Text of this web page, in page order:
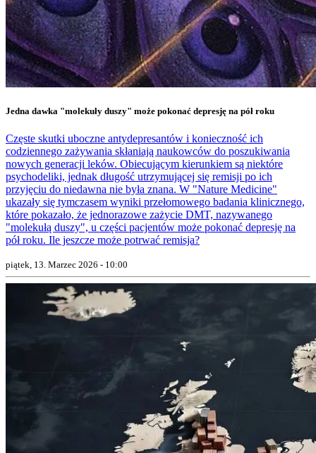
Jedna dawka "molekuły duszy" może pokonać depresję na pół roku
Częste skutki uboczne antydepresantów i konieczność ich
codziennego zażywania skłaniają naukowców do poszukiwania
nowych generacji leków. Obiecującym kierunkiem są niektóre
psychodeliki, jednak długość utrzymującej się remisji po ich
przyjęciu do niedawna nie była znana. W "Nature Medicine"
ukazały się tymczasem wyniki przełomowego badania klinicznego,
które pokazało, że jednorazowe zażycie DMT, nazywanego
"molekułą duszy", u części pacjentów może pokonać depresję na
pół roku. Ile jeszcze może potrwać remisja?
piątek, 13. Marzec 2026 - 10:00